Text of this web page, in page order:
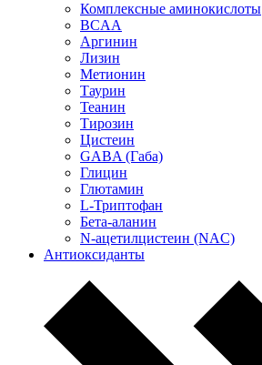
Комплексные аминокислоты
BCAA
Аргинин
Лизин
Метионин
Таурин
Теанин
Тирозин
Цистеин
GABA (Габа)
Глицин
Глютамин
L-Триптофан
Бета-аланин
N-ацетилцистеин (NAC)
Антиоксиданты